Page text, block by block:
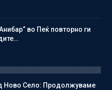
во Пеќ повторно ги
Ново Село: Продолжуваме